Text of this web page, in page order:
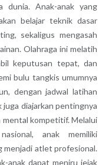
dunia. Anak-anak yang
belajar teknik dasar
sekaligus mengasah
Olahraga ini melatih
keputusan tepat, dan
bulu tangkis umumnya
dengan jadwal latihan
diajarkan pentingnya
mental kompetitif. Melalui
anak memiliki
menjadi atlet profesional.
anak dapat meniru jejak